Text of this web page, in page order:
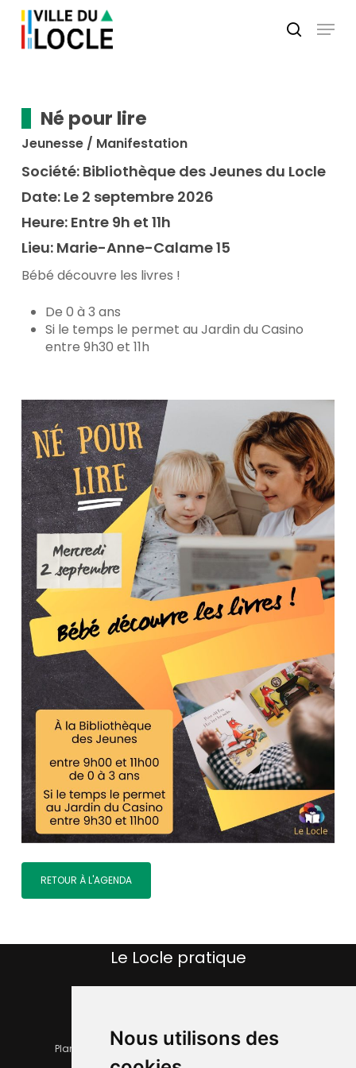
Nous utilisons des
Skip
main
search
Menu
Né pour lire
Jeunesse / Manifestation
Société:Bibliothèque des Jeunes du Locle
Date:Le 2 septembre 2026
Heure:Entre 9h et 11h
Lieu:Marie-Anne-Calame 15
Bébé découvre les livres !
De 0 à 3 ans
Si le temps le permet au Jardin du Casino
entre 9h30 et 11h
RETOUR À L'AGENDA
Le Locle pratique
Plan de la ville Horaires et services communaux